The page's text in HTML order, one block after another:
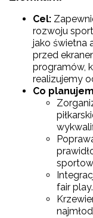
Cel:
rozwoju
jako świetna
przed
programów,
realizujemy
Co
fair play.